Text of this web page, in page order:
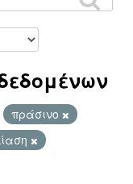
πράσινο